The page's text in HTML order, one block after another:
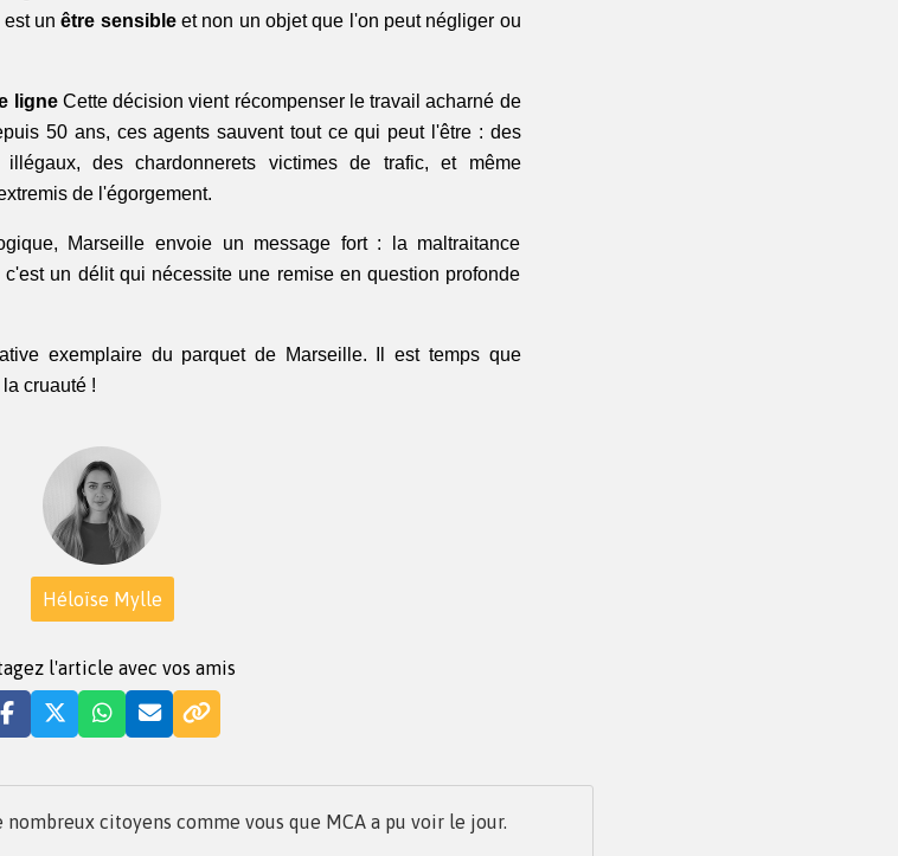
est un être sensible et non un objet que l'on peut négliger ou
ligne Cette décision vient récompenser le travail acharné de
50 ans, ces agents sauvent tout ce qui peut l'être : des
des chardonnerets victimes de trafic, et même
de l'égorgement.
Marseille envoie un message fort : la maltraitance
un délit qui nécessite une remise en question profonde
exemplaire du parquet de Marseille. Il est temps que
cruauté !
Héloïse Mylle
l'article avec vos amis
nombreux citoyens comme vous que MCA a pu voir le jour.